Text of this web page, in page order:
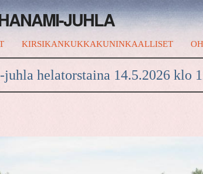
JUHLA
KIRSIKANKUKKAKUNINKAALLISET
helatorstaina 14.5.2026 klo